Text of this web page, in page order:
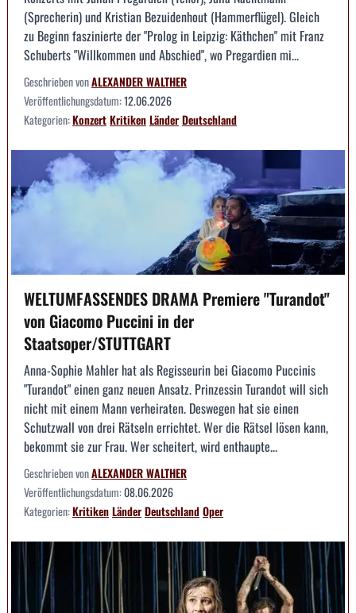
(Sprecherin) und Kristian Bezuidenhout (Hammerflügel). Gleich
zu Beginn faszinierte der "Prolog in Leipzig: Käthchen" mit Franz
Schuberts "Willkommen und Abschied", wo Pregardien mi...
Geschrieben vonALEXANDER WALTHER
Veröffentlichungsdatum:12.06.2026
Kategorien:KonzertKritikenLänderDeutschland
WELTUMFASSENDES DRAMA Premiere "Turandot"
von Giacomo Puccini in der
Staatsoper/STUTTGART
Anna-Sophie Mahler hat als Regisseurin bei Giacomo Puccinis
"Turandot" einen ganz neuen Ansatz. Prinzessin Turandot will sich
nicht mit einem Mann verheiraten. Deswegen hat sie einen
Schutzwall von drei Rätseln errichtet. Wer die Rätsel lösen kann,
bekommt sie zur Frau. Wer scheitert, wird enthaupte...
Geschrieben vonALEXANDER WALTHER
Veröffentlichungsdatum:08.06.2026
Kategorien:KritikenLänderDeutschlandOper